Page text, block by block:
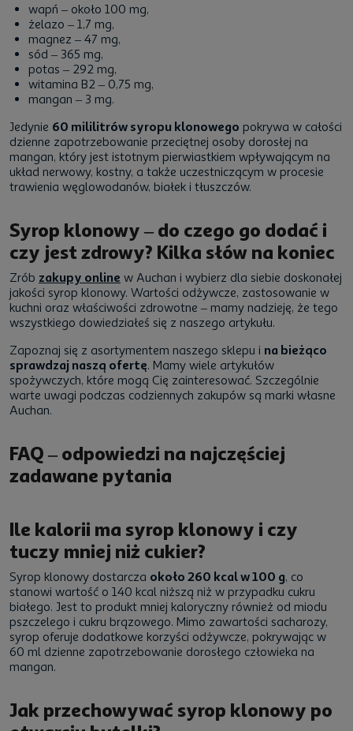
wapń – około 100 mg,
żelazo – 1,7 mg,
magnez – 47 mg,
sód – 365 mg,
potas – 292 mg,
witamina B2 – 0,75 mg,
mangan – 3 mg.
Jedynie 60 mililitrów syropu klonowego pokrywa w całości
dzienne zapotrzebowanie przeciętnej osoby dorosłej na
mangan, który jest istotnym pierwiastkiem wpływającym na
układ nerwowy, kostny, a także uczestniczącym w procesie
trawienia węglowodanów, białek i tłuszczów.
Syrop klonowy – do czego go dodać i
czy jest zdrowy? Kilka słów na koniec
Zrób zakupy online w Auchan i wybierz dla siebie doskonałej
jakości syrop klonowy. Wartości odżywcze, zastosowanie w
kuchni oraz właściwości zdrowotne – mamy nadzieję, że tego
wszystkiego dowiedziałeś się z naszego artykułu.
Zapoznaj się z asortymentem naszego sklepu i na bieżąco
sprawdzaj naszą ofertę. Mamy wiele artykułów
spożywczych, które mogą Cię zainteresować. Szczególnie
warte uwagi podczas codziennych zakupów są marki własne
Auchan.
FAQ – odpowiedzi na najczęściej
zadawane pytania
Ile kalorii ma syrop klonowy i czy
tuczy mniej niż cukier?
Syrop klonowy dostarcza około 260 kcal w 100 g, co
stanowi wartość o 140 kcal niższą niż w przypadku cukru
białego. Jest to produkt mniej kaloryczny również od miodu
pszczelego i cukru brązowego. Mimo zawartości sacharozy,
syrop oferuje dodatkowe korzyści odżywcze, pokrywając w
60 ml dzienne zapotrzebowanie dorosłego człowieka na
mangan.
Jak przechowywać syrop klonowy po